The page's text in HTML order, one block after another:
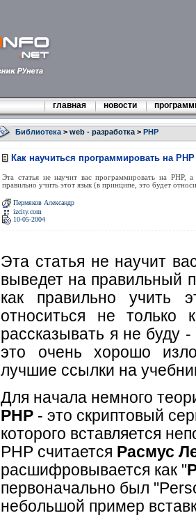
главная новости
Библиотека> web - разработка> PHP
Как научиться программировать на PHP
Эта статья не научит вас программировать на PHP,
правильно учить этот язык (в принципе, это будет
Пермяков Александр
izcity.com
10-05-2004
Эта статья не научит
выведет на правильный
как правильно учить
относиться не
рассказывать я не буду
это очень хорошо
лучшие ссылки на
Для начала немного
PHP - это скриптовый
которого вставляется
PHP считается Расмус
расшифровывается как "
первоначально был
небольшой пример